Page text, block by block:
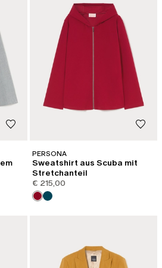
PERSONA
Sweatshirt aus Scuba mit
Stretchanteil
€ 215,00